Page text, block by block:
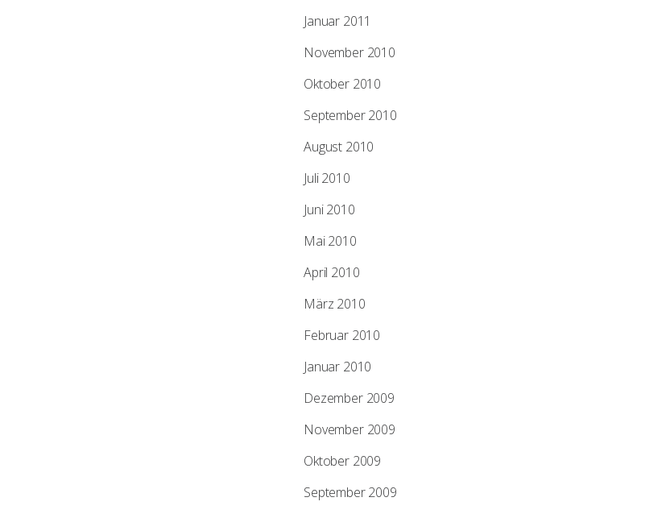
Januar 2011
November 2010
Oktober 2010
September 2010
August 2010
Juli 2010
Juni 2010
Mai 2010
April 2010
März 2010
Februar 2010
Januar 2010
Dezember 2009
November 2009
Oktober 2009
September 2009